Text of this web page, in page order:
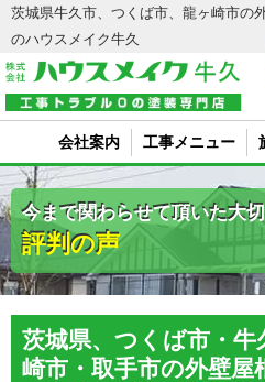
茨城県牛久市、つくば市、龍ヶ崎市の
のハウスメイク牛久
会社案内 工事メニュー
今まで関わらせて頂いた大
評判の声
茨城県、つくば市・牛
崎市・取手市の外壁屋